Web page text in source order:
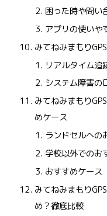
困った時や問い
アプリの使いや
みてねみまもり
リアルタイム追
システム障害の
みてねみまもり
めケース
ランドセルへの
学校以外でのお
おすすめケース
みてねみまもり
め？徹底比較